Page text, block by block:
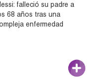
falleció su padre a
68 años tras una
enfermedad